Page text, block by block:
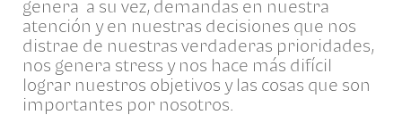
genera a su vez, demandas en nuestra
atención y en nuestras decisiones que nos
distrae de nuestras verdaderas prioridades,
nos genera stress y nos hace más difícil
lograr nuestros objetivos y las cosas que son
importantes por nosotros.